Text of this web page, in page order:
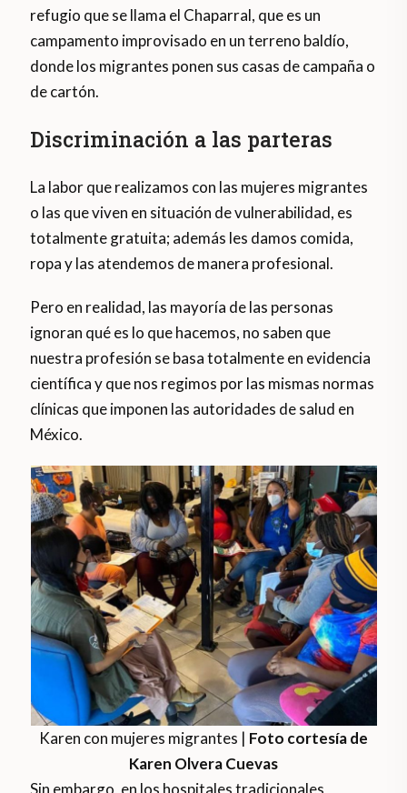
refugio que se llama el Chaparral, que es un
campamento improvisado en un terreno baldío,
donde los migrantes ponen sus casas de campaña o
de cartón.
Discriminación a las parteras
La labor que realizamos con las mujeres migrantes
o las que viven en situación de vulnerabilidad, es
totalmente gratuita; además les damos comida,
ropa y las atendemos de manera profesional.
Pero en realidad, las mayoría de las personas
ignoran qué es lo que hacemos, no saben que
nuestra profesión se basa totalmente en evidencia
científica y que nos regimos por las mismas normas
clínicas que imponen las autoridades de salud en
México.
Karen con mujeres migrantes | Foto cortesía de
Karen Olvera Cuevas
Sin embargo, en los hospitales tradicionales